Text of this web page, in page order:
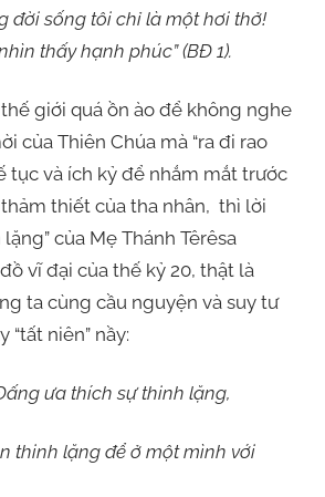
đời sống tôi chỉ là một hơi thở!
thấy hạnh phúc”(BĐ 1).
quá ồn ào để không nghe
của Thiên Chúa mà “ra đi rao
tục và ích kỷ để nhắm mắt trước
thiết của tha nhân, thì lời
của Mẹ Thánh Têrêsa
vĩ đại của thế kỷ 20, thật là
ta cùng cầu nguyện và suy tư
niên” nầy:
ưa thích sự thinh lặng,
thinh lặng để ở một mình với